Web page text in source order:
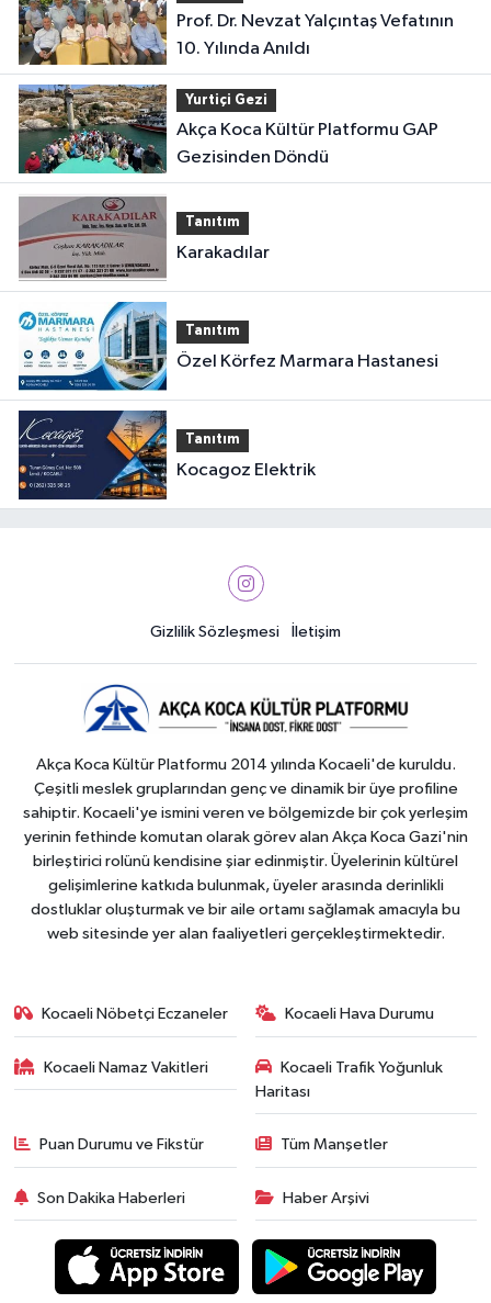
Prof. Dr. Nevzat Yalçıntaş Vefatının
10. Yılında Anıldı
Yurtiçi Gezi
Akça Koca Kültür Platformu GAP
Gezisinden Döndü
Tanıtım
Karakadılar
Tanıtım
Özel Körfez Marmara Hastanesi
Tanıtım
Kocagoz Elektrik
Gizlilik Sözleşmesi İletişim
Akça Koca Kültür Platformu 2014 yılında Kocaeli'de kuruldu.
Çeşitli meslek gruplarından genç ve dinamik bir üye profiline
sahiptir. Kocaeli'ye ismini veren ve bölgemizde bir çok yerleşim
yerinin fethinde komutan olarak görev alan Akça Koca Gazi'nin
birleştirici rolünü kendisine şiar edinmiştir. Üyelerinin kültürel
gelişimlerine katkıda bulunmak, üyeler arasında derinlikli
dostluklar oluşturmak ve bir aile ortamı sağlamak amacıyla bu
web sitesinde yer alan faaliyetleri gerçekleştirmektedir.
Kocaeli Nöbetçi Eczaneler Kocaeli Hava Durumu
Kocaeli Namaz Vakitleri
Kocaeli Trafik Yoğunluk
Haritası
Puan Durumu ve Fikstür Tüm Manşetler
Son Dakika Haberleri Haber Arşivi